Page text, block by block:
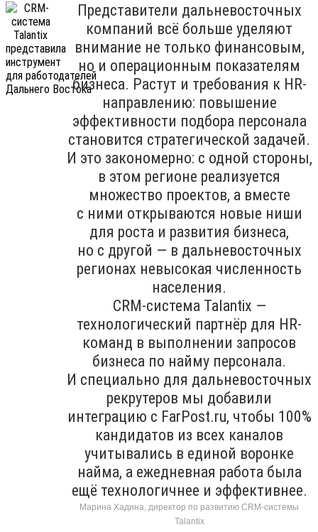
Представители дальневосточных
компаний всё больше уделяют
внимание не только финансовым,
но и операционным показателям
бизнеса. Растут и требования к HR-
направлению: повышение
эффективности подбора персонала
становится стратегической задачей.
И это закономерно: с одной стороны,
в этом регионе реализуется
множество проектов, а вместе
с ними открываются новые ниши
для роста и развития бизнеса,
но с другой — в дальневосточных
регионах невысокая численность
населения.
CRM-система Talantix —
технологический партнёр для HR-
команд в выполнении запросов
бизнеса по найму персонала.
И специально для дальневосточных
рекрутеров мы добавили
интеграцию с FarPost.ru, чтобы 100%
кандидатов из всех каналов
учитывались в единой воронке
найма, а ежедневная работа была
ещё технологичнее и эффективнее.
Марина Хадина, директор по развитию CRM-системы
Talantix